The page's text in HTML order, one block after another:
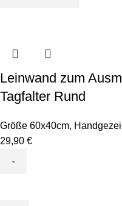
Leinwand zum
Tagfalter Rund
Größe 60x40cm,
29,90 €